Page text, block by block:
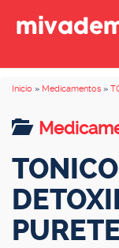
Inicio » Medicamentos »
TONICO